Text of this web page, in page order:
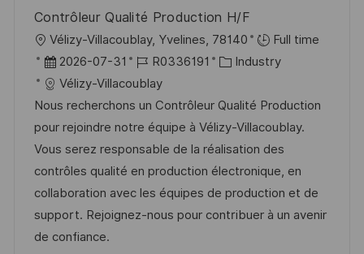
n
g
r
ö
f
f
e
n
t
l
i
c
h
Contrôleur Qualité Production H/F
O
r
t
Vélizy-Villacoublay, Yvelines, 78140
Full time
D
a
t
u
m
d
e
r
V
2026-07-31
J
o
b
-
I
D
R0336191
K
t
e
g
o
r
i
Industry
Vélizy-Villacoublay
Nous recherchons un Contrôleur Qualité Production
pour rejoindre notre équipe à Vélizy-Villacoublay.
Vous serez responsable de la réalisation des
contrôles qualité en production électronique, en
collaboration avec les équipes de production et de
support. Rejoignez-nous pour contribuer à un avenir
de confiance.